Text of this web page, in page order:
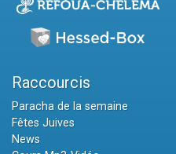
Raccourcis
Paracha de la semaine
Fêtes Juives
News